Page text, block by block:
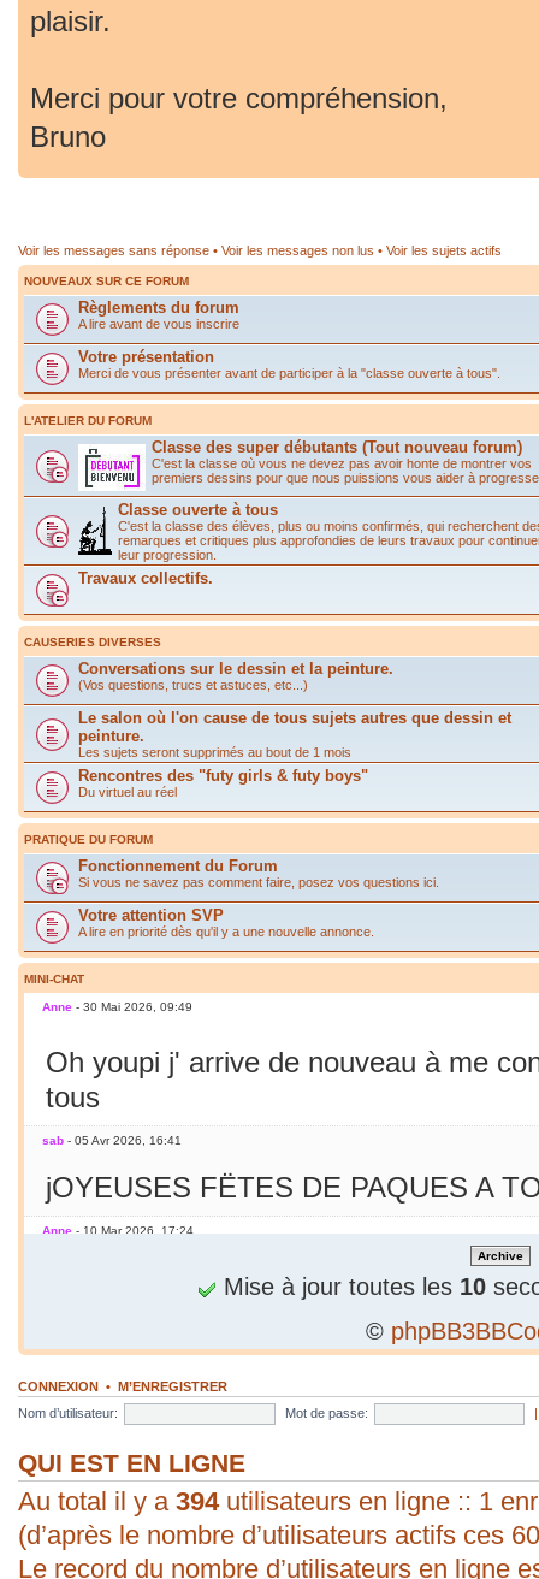
plaisir.
Merci pour votre compréhension,
Bruno
Voir les messages sans réponse • Voir les messages non lus • Voir les sujets actifs
NOUVEAUX SUR CE FORUM
Règlements du forum
A lire avant de vous inscrire
Votre présentation
Merci de vous présenter avant de participer à la "classe ouverte à tous".
L'ATELIER DU FORUM
Classe des super débutants (Tout nouveau forum)
C'est la classe où vous ne devez pas avoir honte de montrer vos
premiers dessins pour que nous puissions vous aider à
Classe ouverte à tous
C'est la classe des élèves, plus ou moins confirmés, qui recherchent
remarques et critiques plus approfondies de leurs travaux pour
leur progression.
Travaux collectifs.
CAUSERIES DIVERSES
Conversations sur le dessin et la peinture.
(Vos questions, trucs et astuces, etc...)
Le salon où l'on cause de tous sujets autres que dessin et
peinture.
Les sujets seront supprimés au bout de 1 mois
Rencontres des "futy girls & futy boys"
Du virtuel au réel
PRATIQUE DU FORUM
Fonctionnement du Forum
Si vous ne savez pas comment faire, posez vos questions ici.
Votre attention SVP
A lire en priorité dès qu'il y a une nouvelle annonce.
MINI-CHAT
Anne - 30 Mai 2026, 09:49
Oh youpi j' arrive de nouveau à me
tous
sab - 05 Avr 2026, 16:41
jOYEUSES FËTES DE PAQUES A
Anne - 10 Mar 2026, 17:24
Jamais essayé avec le smarphone
C'est le printemps ! Soleil chaleur...
en mars seulement !
sab - 09 Mar 2026, 19:56
bonjour ! vous arrivez à poster une
évident pour moi. Vive les P.C. ;).
Mise à jour toutes les 10
©
CONNEXION • M’ENREGISTRER
Nom d’utilisateur:
Mot de passe:
QUI EST EN LIGNE
Au total il y a 394utilisateurs en ligne :: 1
(d’après le nombre d’utilisateurs actifs ces
Le record du nombre d’utilisateurs en ligne